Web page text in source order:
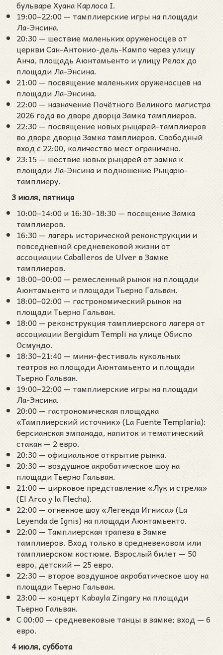
бульваре Хуана Карлоса I.
19:00–22:00 — тамплиерские игры на площади
Ла-Энсина.
20:30 — шествие маленьких оруженосцев от
церкви Сан-Антонио-дель-Кампо через улицу
Анча, площадь Аюнтамьенто и улицу Релох до
площади Ла-Энсина.
21:00 — посвящение маленьких оруженосцев на
площади Ла-Энсина.
22:00 — назначение Почётного Великого магистра
2026 года во дворе дворца Замка тамплиеров.
22:30 — посвящение новых рыцарей-тамплиеров
во дворе дворца Замка тамплиеров. Свободный
вход с 22:00, количество мест ограничено.
23:15 — шествие новых рыцарей от замка к
площади Ла-Энсина и подношение Рыцарю-
тамплиеру.
3 июля, пятница
10:00–14:00 и 16:30–18:30 — посещение Замка
тамплиеров.
16:30 — лагерь исторической реконструкции и
повседневной средневековой жизни от
ассоциации Caballeros de Ulver в Замке
тамплиеров.
18:00–00:00 — ремесленный рынок на площади
Аюнтамьенто и площади Тьерно Гальван.
18:00–02:00 — гастрономический рынок на
площади Тьерно Гальван.
18:00 — реконструкция тамплиерского лагеря от
ассоциации Bergidum Templi на улице Обиспо
Осмундо.
18:30–21:40 — мини-фестиваль кукольных
театров на площади Аюнтамьенто и площади
Тьерно Гальван.
19:00–22:00 — тамплиерские игры на площади
Ла-Энсина.
20:00 — гастрономическая площадка
«Тамплиерский источник» (La Fuente Templaria):
берсианская эмпанада, напиток и тематический
стакан — 2 евро.
20:30 — официальное открытие рынка.
20:30 — воздушное акробатическое шоу на
площади Тьерно Гальван.
21:00 — цирковое представление «Лук и стрела»
(El Arco y la Flecha).
22:00 — огненное шоу «Легенда Игниса» (La
Leyenda de Ignis) на площади Аюнтамьенто.
22:00 — Тамплиерская трапеза в Замке
тамплиеров. Вход только в средневековом или
тамплиерском костюме. Взрослый билет — 50
евро, детский — 25 евро.
22:30 — второе воздушное акробатическое шоу на
площади Тьерно Гальван.
23:00 — концерт Kabayla Zingary на площади
Тьерно Гальван.
С 00:00 — средневековые танцы в замке; вход — 6
евро.
4 июля, суббота